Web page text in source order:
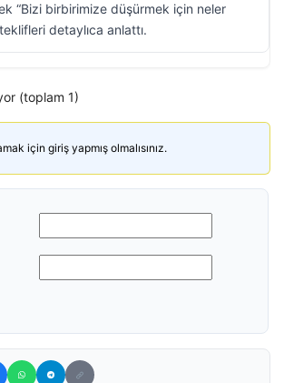
“Bizi birbirimize düşürmek için neler
detaylıca anlattı.
(toplam 1)
için giriş yapmış olmalısınız.